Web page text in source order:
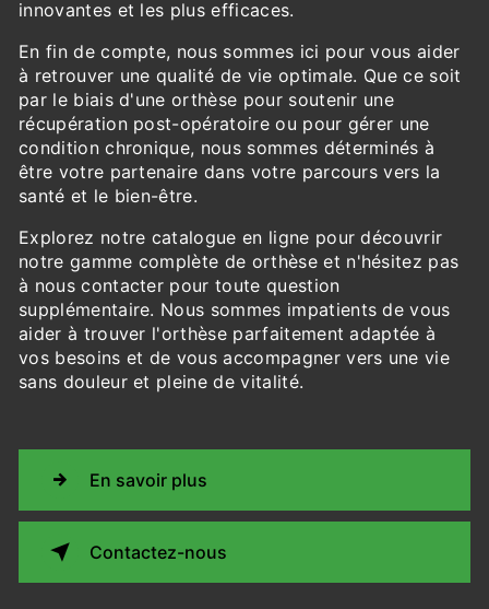
innovantes et les plus efficaces.
En fin de compte, nous sommes ici pour vous aider
à retrouver une qualité de vie optimale. Que ce soit
par le biais d'une orthèse pour soutenir une
récupération post-opératoire ou pour gérer une
condition chronique, nous sommes déterminés à
être votre partenaire dans votre parcours vers la
santé et le bien-être.
Explorez notre catalogue en ligne pour découvrir
notre gamme complète de orthèse et n'hésitez pas
à nous contacter pour toute question
supplémentaire. Nous sommes impatients de vous
aider à trouver l'orthèse parfaitement adaptée à
vos besoins et de vous accompagner vers une vie
sans douleur et pleine de vitalité.
En savoir plus
Contactez-nous